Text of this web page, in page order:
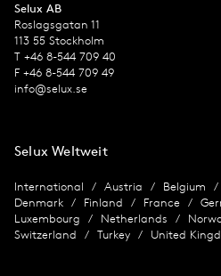
Selux AB
Roslagsgatan 11
113 55 Stockholm
T +46 8-544 709 40
F +46 8-544 709 49
info@selux.se
Selux Weltweit
International Austria Belgium
Denmark
Finland France
Luxembourg
Netherlands
Switzerland
Turkey United